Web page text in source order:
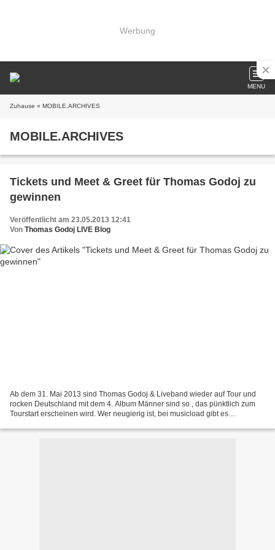
Werbung
MENU
Zuhause » MOBILE.ARCHIVES
MOBILE.ARCHIVES
Tickets und Meet & Greet für Thomas Godoj zu
gewinnen
Veröffentlicht am 23.05.2013 12:41
Von Thomas Godoj LIVE Blog
Ab dem 31. Mai 2013 sind Thomas Godoj & Liveband wieder auf Tour und
rocken Deutschland mit dem 4. Album Männer sind so , das pünktlich zum
Tourstart erscheinen wird. Wer neugierig ist, bei musicload gibt es